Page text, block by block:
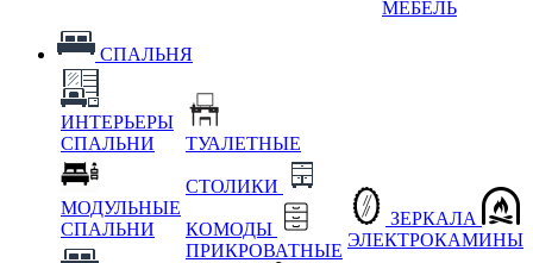
МЕБЕЛЬ
СПАЛЬНЯ
ИНТЕРЬЕРЫ
СПАЛЬНИ
МОДУЛЬНЫЕ
СПАЛЬНИ
ТУАЛЕТНЫЕ
СТОЛИКИ
КОМОДЫ
ПРИКРОВАТНЫЕ
ЗЕРКАЛА
ЭЛЕКТРОКАМИНЫ